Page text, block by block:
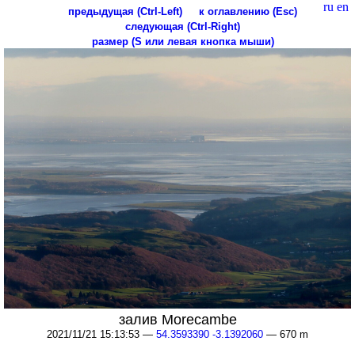
ru en
предыдущая (Ctrl-Left)
к оглавлению (Esc)
следующая (Ctrl-Right)
размер (S или левая кнопка мыши)
залив Morecambe
2021/11/21 15:13:53 — 54.3593390 -3.1392060 — 670 m